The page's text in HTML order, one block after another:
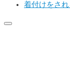
着付けをさ